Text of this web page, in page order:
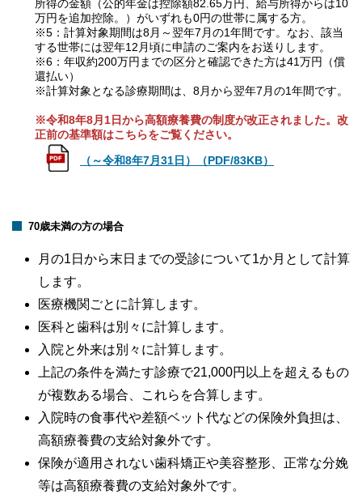
所得の金額（公的年金は控除額82.65万円、給与所得からは10
万円を追加控除。）がいずれも0円の世帯に属する方。
※5：計算対象期間は8月～翌年7月の1年間です。なお、該当
する世帯には翌年12月頃に申請のご案内をお送りします。
※6：年収約200万円までの区分と確認できた方は41万円（償
還払い）
※計算対象となる診療期間は、8月から翌年7月の1年間です。
※令和8年8月1日から高額療養費の制度が改正されました。改
正前の基準額はこちらをご覧ください。
（～令和8年7月31日）（PDF/83KB）
70歳未満の方の場合
月の1日から末日までの受診について1か月として計算
します。
医療機関ごとに計算します。
医科と歯科は別々に計算します。
入院と外来は別々に計算します。
上記の条件を満たす診療で21,000円以上を超えるもの
が複数ある場合、これらを合算します。
入院時の食事代や差額ベット代などの保険外負担は、
高額療養費の支給対象外です。
保険が適用されない歯科矯正や美容整形、正常な分娩
等は高額療養費の支給対象外です。